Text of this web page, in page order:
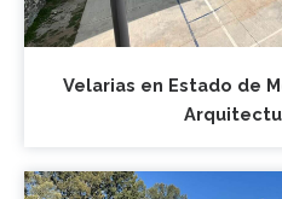
Velarias en Estado de